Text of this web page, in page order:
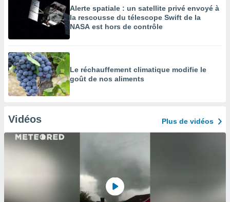
Alerte spatiale : un satellite privé envoyé à
la rescousse du télescope Swift de la
NASA est hors de contrôle
Le réchauffement climatique modifie le
goût de nos aliments
Vidéos Plus de vidéos